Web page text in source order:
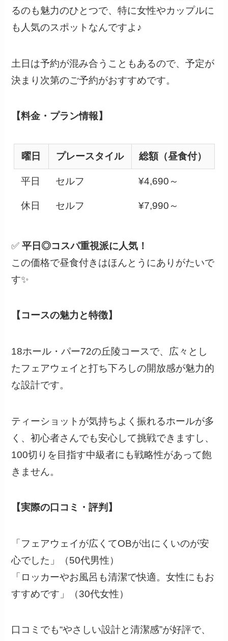
るのも魅力のひとつで、特に女性やカップルに
も人気のスポットなんですよ♪
土日は予約が混み合うこともあるので、予定が
決まり次第のご予約がおすすめです。
【料金・プラン情報】
曜日 プレースタイル 総額（昼食付）
平日 セルフ ¥4,690～
休日 セルフ ¥7,990～
✅平日◎コスパ重視派に人気！
この価格で昼食付きはほんとうにありがたいで
す✨
【コースの魅力と特徴】
18ホール・パー72の丘陵コースで、広々とし
たフェアウェイと打ち下ろしの開放感が魅力的
な設計です。
ティーショットが気持ちよく振れるホールが多
く、初心者さんでも安心して挑戦できますし、
100切りを目指す中級者にも戦略性があって飽
きません。
【実際の口コミ・評判】
「フェアウェイが広くてOBが出にくいのが安
心でした」（50代男性）
「ロッカーやお風呂も清潔で快適。女性にもお
すすめです」（30代女性）
口コミでも“やさしい設計と清潔感”が好評で、